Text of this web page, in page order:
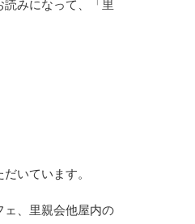
みになって、「里
いています。
ェ、里親会他屋内の